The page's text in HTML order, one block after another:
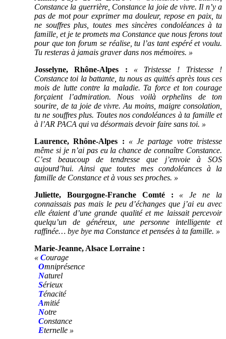
Constance la guerrière, Constance la joie de vivre. Il n’y a
pas de mot pour exprimer ma douleur, repose en paix, tu
ne souffres plus, toutes mes sincères condoléances à ta
famille, et je te promets ma Constance que nous ferons tout
pour que ton forum se réalise, tu l’as tant espéré et voulu.
Tu resteras à jamais graver dans nos mémoires. »
Josselyne, Rhône-Alpes :
« Tristesse ! Tristesse !
Constance toi la battante, tu nous as quittés après tous ces
mois de lutte contre la maladie. Ta force et ton courage
forçaient l’admiration. Nous voilà orphelins de ton
sourire, de ta joie de vivre. Au moins, maigre consolation,
tu ne souffres plus. Toutes nos condoléances à ta famille et
à l’AR PACA qui va désormais devoir faire sans toi. »
Laurence, Rhône-Alpes : « Je partage votre tristesse
même si je n’ai pas eu la chance de connaître Constance.
C’est beaucoup de tendresse que j’envoie à SOS
aujourd’hui.
Ainsi que toutes mes condoléances à la
famille de Constance et à vous ses proches. »
Juliette, Bourgogne-Franche Comté :
« Je ne la
connaissais pas mais le peu d’échanges que j’ai eu avec
elle étaient d’une grande qualité et me laissait percevoir
quelqu’un de généreux, une personne intelligente et
raffinée… bye bye ma Constance et pensées à ta famille. »
Marie-Jeanne, Alsace Lorraine :
« Courage
Omniprésence
Naturel
Sérieux
Ténacité
Amitié
Notre
Constance
Eternelle »